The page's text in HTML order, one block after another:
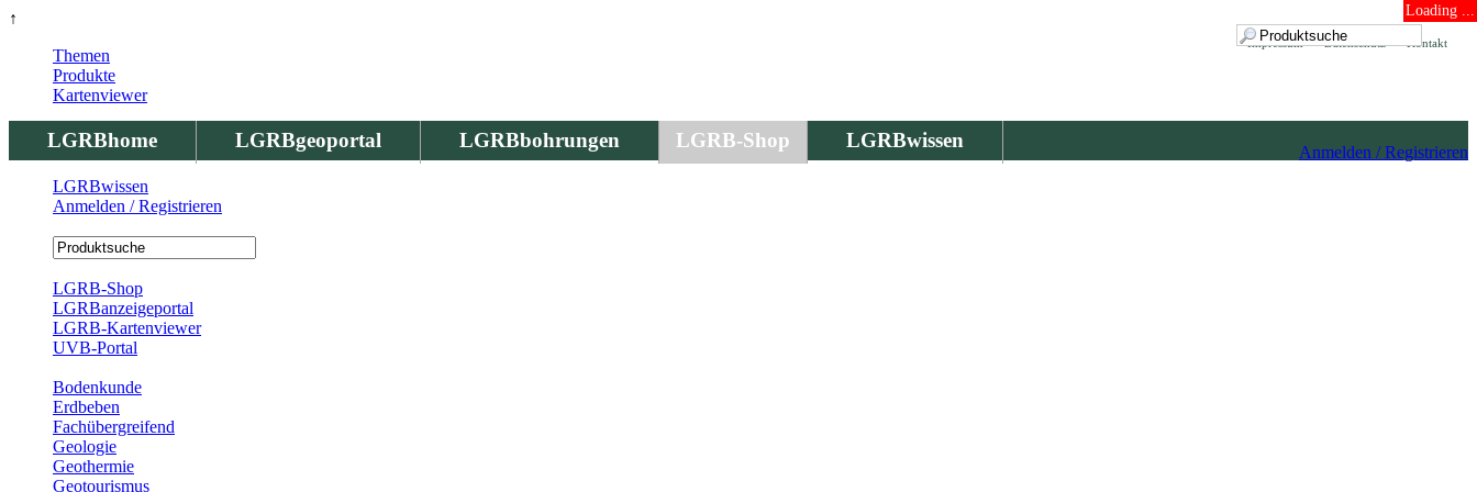
↑ Loading ...
Kontakt
Datenschutz
Impressum
LGRBhome LGRBgeoportal LGRBbohrungen LGRB-Shop LGRBwissen
Anmelden / Registrieren
Themen
Produkte
Kartenviewer
LGRBwissen
Anmelden / Registrieren
LGRB-Shop
LGRBanzeigeportal
LGRB-Kartenviewer
UVB-Portal
Bodenkunde
Erdbeben
Fachübergreifend
Geologie
Geothermie
Geotourismus